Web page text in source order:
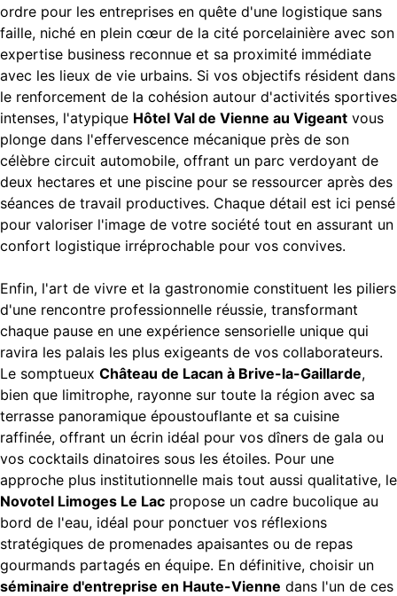
ordre pour les entreprises en quête d'une logistique sans
faille, niché en plein cœur de la cité porcelainière avec son
expertise business reconnue et sa proximité immédiate
avec les lieux de vie urbains. Si vos objectifs résident dans
le renforcement de la cohésion autour d'activités sportives
intenses, l'atypique Hôtel Val de Vienne au Vigeant vous
plonge dans l'effervescence mécanique près de son
célèbre circuit automobile, offrant un parc verdoyant de
deux hectares et une piscine pour se ressourcer après des
séances de travail productives. Chaque détail est ici pensé
pour valoriser l'image de votre société tout en assurant un
confort logistique irréprochable pour vos convives.
Enfin, l'art de vivre et la gastronomie constituent les piliers
d'une rencontre professionnelle réussie, transformant
chaque pause en une expérience sensorielle unique qui
ravira les palais les plus exigeants de vos collaborateurs.
Le somptueux Château de Lacan à Brive-la-Gaillarde,
bien que limitrophe, rayonne sur toute la région avec sa
terrasse panoramique époustouflante et sa cuisine
raffinée, offrant un écrin idéal pour vos dîners de gala ou
vos cocktails dinatoires sous les étoiles. Pour une
approche plus institutionnelle mais tout aussi qualitative, le
Novotel Limoges Le Lac propose un cadre bucolique au
bord de l'eau, idéal pour ponctuer vos réflexions
stratégiques de promenades apaisantes ou de repas
gourmands partagés en équipe. En définitive, choisir un
séminaire d'entreprise en Haute-Vienne dans l'un de ces